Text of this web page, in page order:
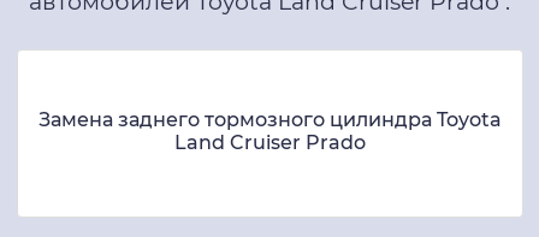
Замена заднего тормозного цилиндра Toyota
Land Cruiser Prado